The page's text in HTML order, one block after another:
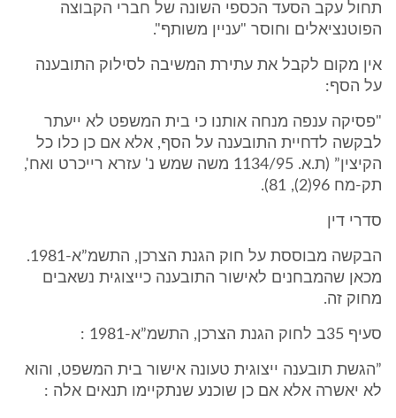
תחול עקב הסעד הכספי השונה של חברי הקבוצה
הפוטנציאלים וחוסר "עניין משותף".
אין מקום לקבל את עתירת המשיבה לסילוק התובענה
על הסף:
"פסיקה ענפה מנחה אותנו כי בית המשפט לא ייעתר
לבקשה לדחיית התובענה על הסף, אלא אם כן כלו כל
הקיצין” (ת.א. 1134/95 משה שמש נ' עזרא רייכרט ואח',
תק-מח 96(2), 81).
סדרי דין
הבקשה מבוססת על חוק הגנת הצרכן, התשמ”א-1981.
מכאן שהמבחנים לאישור התובענה כייצוגית נשאבים
מחוק זה.
סעיף 35ב לחוק הגנת הצרכן, התשמ”א-1981 :
”הגשת תובענה ייצוגית טעונה אישור בית המשפט, והוא
לא יאשרה אלא אם כן שוכנע שנתקיימו תנאים אלה :